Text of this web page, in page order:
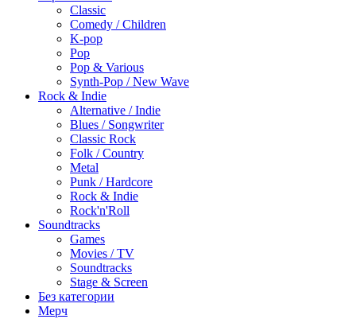
Classic
Comedy / Children
K-pop
Pop
Pop & Various
Synth-Pop / New Wave
Rock & Indie
Alternative / Indie
Blues / Songwriter
Classic Rock
Folk / Country
Metal
Punk / Hardcore
Rock & Indie
Rock'n'Roll
Soundtracks
Games
Movies / TV
Soundtracks
Stage & Screen
Без категории
Мерч